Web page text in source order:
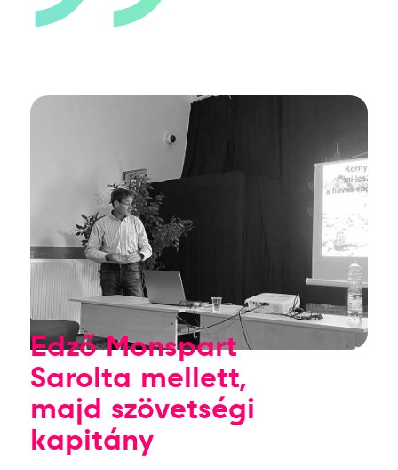
Edző Monspart
Sarolta mellett,
majd szövetségi
kapitány